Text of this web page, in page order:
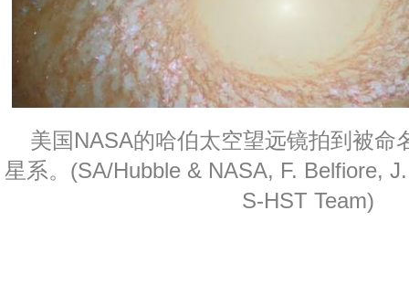
美国NASA的哈伯太空望远镜拍到被命
星系。(SA/Hubble & NASA, F. Belfiore,
S-HST Team)